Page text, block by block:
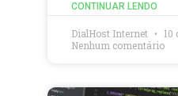
CONTINUAR LENDO
DialHost Internet
10
Nenhum comentário